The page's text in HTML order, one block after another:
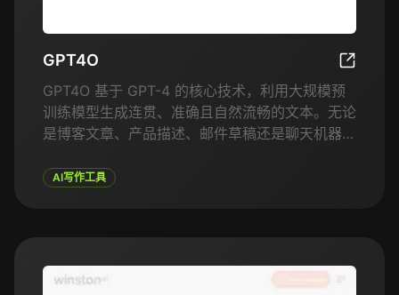
GPT4O
GPT4O 基于 GPT-4 的核心技术，利用大规模预
训练模型生成连贯、准确且自然流畅的文本。无论
是博客文章、产品描述、邮件草稿还是聊天机器人
内容创作。它特别适合那些希望扩展内容创作、改
AI写作工具